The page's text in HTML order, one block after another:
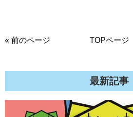
« 前のページ TOPページ
最新記事